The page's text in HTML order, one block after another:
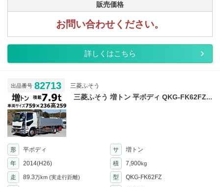
販売価格
お問い合わせください。
詳しくはこちら
出品番号 82713 三菱ふそう
三菱ふそう 増トン 平ボディ QKG-FK62FZ...
形 平ボディ サ
増トン
年
2014(H26) 積 7,900kg
走 89.3万km (実走行距離) 型
QKG-FK62FZ